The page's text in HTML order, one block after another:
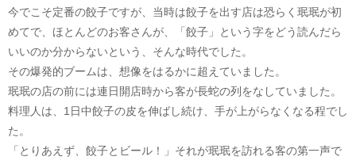
今でこそ定番の餃子ですが、当時は餃子を出す店は恐らく珉珉が初
めてで、ほとんどのお客さんが、「餃子」という字をどう読んだら
いいのか分からないという、そんな時代でした。
その爆発的ブームは、想像をはるかに超えていました。
珉珉の店の前には連日開店時から客が長蛇の列をなしていました。
料理人は、1日中餃子の皮を伸ばし続け、手が上がらなくなる程でし
た。
「とりあえず、餃子とビール！」それが珉珉を訪れる客の第一声で